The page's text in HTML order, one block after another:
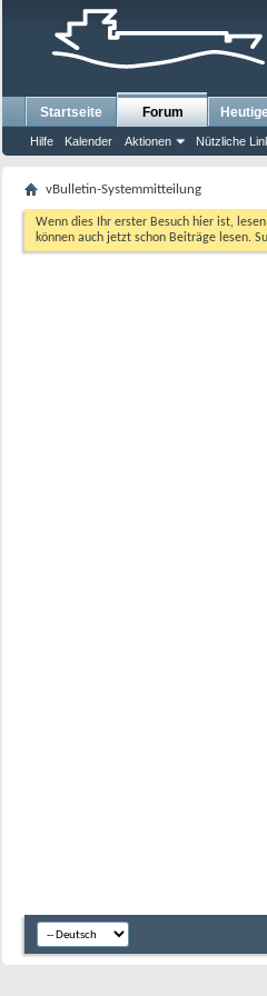
Startseite Forum
Hilfe Kalender Aktionen Nützliche
vBulletin-Systemmitteilung
Wenn dies Ihr erster Besuch hier ist,
können auch jetzt schon Beiträge lesen.